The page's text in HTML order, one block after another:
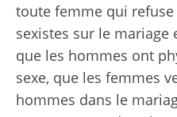
toute femme qui
sexistes sur le mariage
que les hommes ont
sexe, que les femmes
hommes dans le